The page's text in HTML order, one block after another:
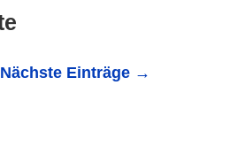
Nächste Einträge→